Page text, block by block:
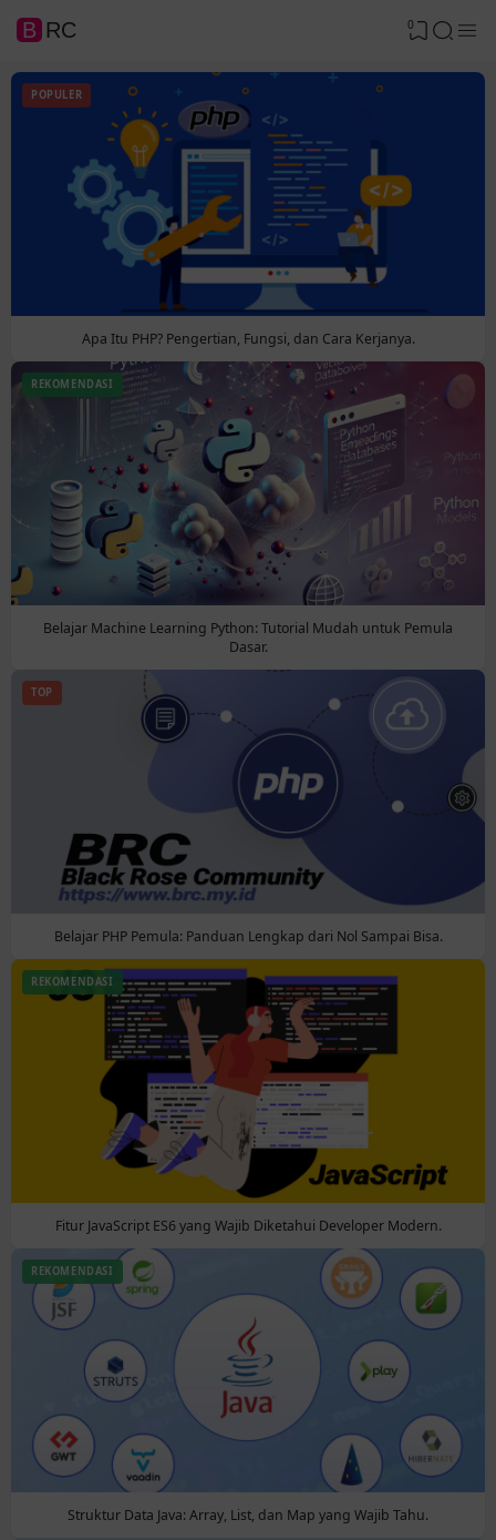
BRC 0
POPULER
Apa Itu PHP? Pengertian, Fungsi, dan Cara Kerjanya.
REKOMENDASI
Belajar Machine Learning Python: Tutorial Mudah untuk Pemula
Dasar.
TOP
Belajar PHP Pemula: Panduan Lengkap dari Nol Sampai Bisa.
REKOMENDASI
Fitur JavaScript ES6 yang Wajib Diketahui Developer Modern.
REKOMENDASI
Struktur Data Java: Array, List, dan Map yang Wajib Tahu.